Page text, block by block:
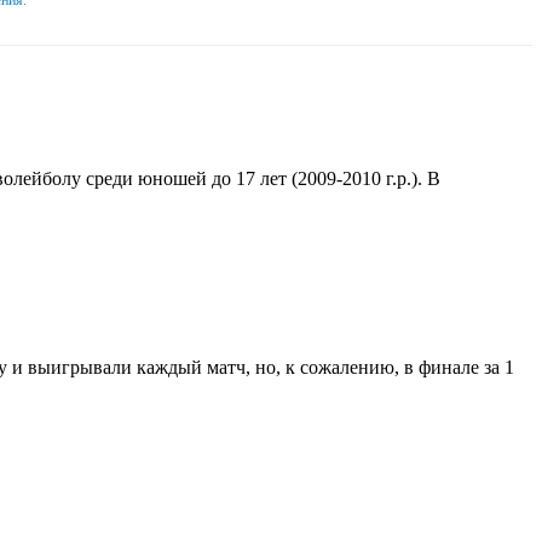
среди юношей до 17 лет (2009-2010 г.р.). В
и выигрывали каждый матч, но, к сожалению, в финале за 1